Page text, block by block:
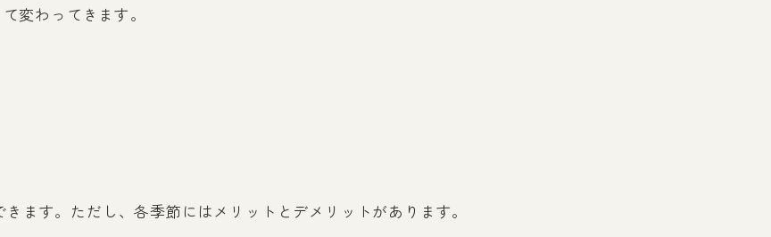
変わってきます。
ます。ただし、各季節にはメリットとデメリットがあります。